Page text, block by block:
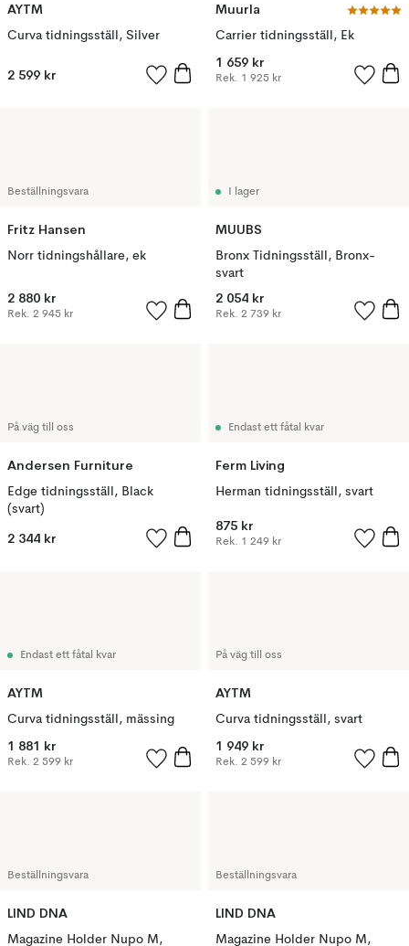
AYTM
Curva tidningsställ, Silver
2 599 kr
Muurla
Carrier tidningsställ, Ek
1 659 kr
Rek. 1 925 kr
Beställningsvara
Fritz Hansen
Norr tidningshållare, ek
2 880 kr
Rek. 2 945 kr
I lager
MUUBS
Bronx Tidningsställ, Bronx-
svart
2 054 kr
Rek. 2 739 kr
På väg till oss
Andersen Furniture
Edge tidningsställ, Black
(svart)
2 344 kr
Endast ett fåtal kvar
Ferm Living
Herman tidningsställ, svart
875 kr
Rek. 1 249 kr
Endast ett fåtal kvar
AYTM
Curva tidningsställ, mässing
1 881 kr
Rek. 2 599 kr
På väg till oss
AYTM
Curva tidningsställ, svart
1 949 kr
Rek. 2 599 kr
Beställningsvara
LIND DNA
Magazine Holder Nupo M,
Beställningsvara
LIND DNA
Magazine Holder Nupo M,